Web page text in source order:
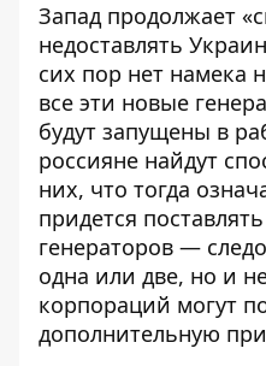
Запад продолжает
недоставлять
сих пор нет намека
все эти новые
будут запущены в
россияне найдут
них, что тогда
придется
генераторов —
одна или две, но и
корпораций могут
дополнительную